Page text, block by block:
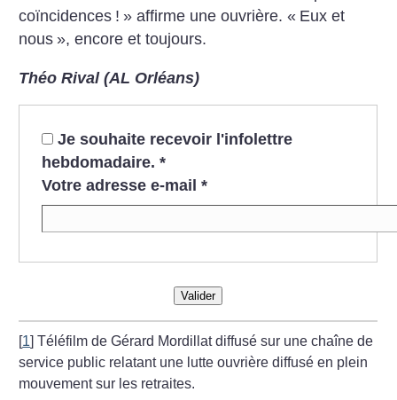
coïncidences ! » affirme une ouvrière. « Eux et
nous », encore et toujours.
Théo Rival (AL Orléans)
Je souhaite recevoir l'infolettre
hebdomadaire. *
Votre adresse e-mail *
Valider
[1]Téléfilm de Gérard Mordillat diffusé sur une chaîne de
service public relatant une lutte ouvrière diffusé en plein
mouvement sur les retraites.